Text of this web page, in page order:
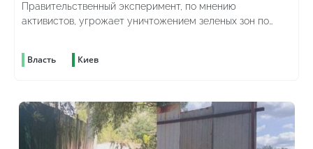
Правительственный эксперимент, по мнению
активистов, угрожает уничтожением зеленых зон по
Власть Киев